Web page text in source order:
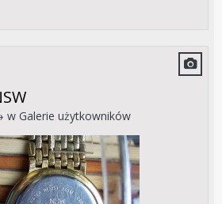
w Galerie użytkowników